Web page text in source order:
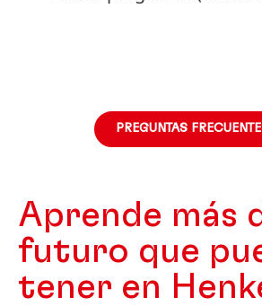
PREGUNTAS
Aprende más
futuro que
tener en